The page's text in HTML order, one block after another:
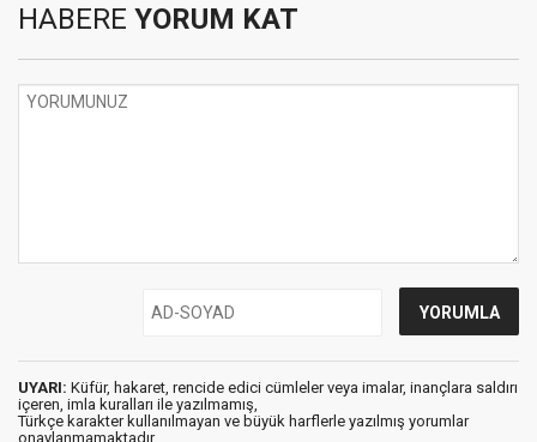
HABERE YORUM KAT
UYARI: Küfür, hakaret, rencide edici cümleler veya imalar, inançlara saldırı
içeren, imla kuralları ile yazılmamış,
Türkçe karakter kullanılmayan ve büyük harflerle yazılmış yorumlar
onaylanmamaktadır.